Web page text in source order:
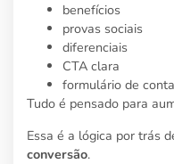
benefícios
provas sociais
diferenciais
CTA clara
formulário de
Tudo é pensado para
Essa é a lógica por trás
conversão.